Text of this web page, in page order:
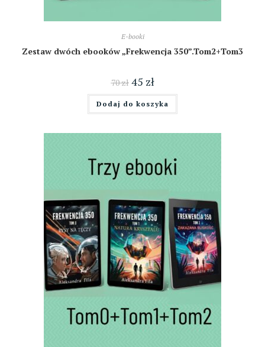
E-booki
Zestaw dwóch ebooków „Frekwencja 350”.Tom2+Tom3
70zł 45 zł
Dodaj do koszyka